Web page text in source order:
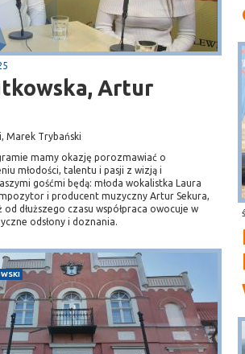
Artur
Marek Trybański
mamy okazję porozmawiać o
młodości, talentu i pasji z wizją i
gośćmi będą: młoda wokalistka Laura
i producent muzyczny Artur Sekura,
dłuższego czasu współpraca owocuje w
odsłony i doznania.